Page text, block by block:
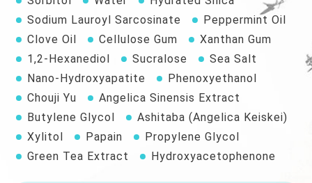
Sodium Lauroyl Sarcosinate
Peppermint Oil
Clove Oil
Cellulose Gum
Xanthan Gum
1,2-Hexanediol
Sucralose
Sea Salt
Nano-Hydroxyapatite
Phenoxyethanol
Chouji Yu
Angelica Sinensis Extract
Butylene Glycol
Ashitaba (Angelica Keiskei)
Xylitol
Papain
Propylene Glycol
Green Tea Extract
Hydroxyacetophenone